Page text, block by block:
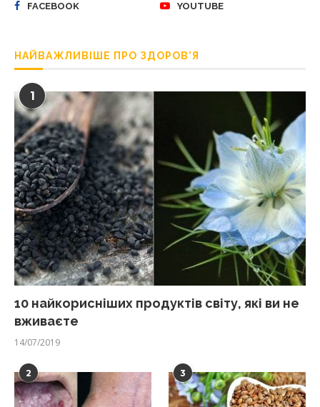
FACEBOOK YOUTUBE
НАЙВАЖЛИВІШЕ ПРО ЗДОРОВ’Я
1
10 найкорисніших продуктів світу, які ви не
вживаєте
14/07/2019
2 3